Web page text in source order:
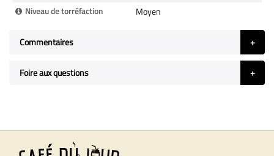
Niveau de torréfaction Moyen
Commentaires
Foire aux questions